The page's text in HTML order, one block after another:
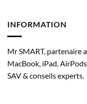
INFORMATION
Mr SMART, partenaire
MacBook, iPad,
SAV & conseils experts.